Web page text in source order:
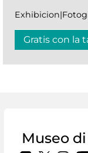
Gratis con la
Museo